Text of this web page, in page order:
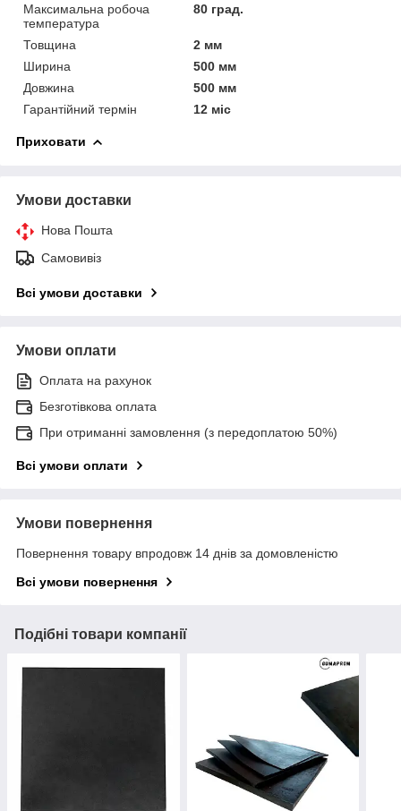
Максимальна робоча
температура
80 град.
Товщина
2 мм
Ширина
500 мм
Довжина
500 мм
Гарантійний термін
12 міс
Приховати
Умови доставки
Нова Пошта
Самовивіз
Всі умови доставки
Умови оплати
Оплата на рахунок
Безготівкова оплата
При отриманні замовлення (з передоплатою 50%)
Всі умови оплати
Умови повернення
Повернення товару впродовж 14 днів за домовленістю
Всі умови повернення
Подібні товари компанії